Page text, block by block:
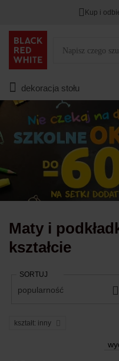
HITY DNIA
Kup i
dekoracja stołu
Maty i podkładki na stół o innym
kształcie
kształt: inny
SORTUJ
popularność